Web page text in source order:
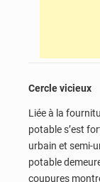
Cercle vicieux
Liée à la
potable s’est
urbain et semi-
potable
coupures